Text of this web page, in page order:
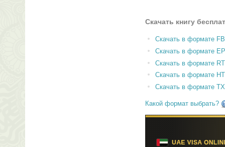
Скачать книгу
Скачать в формате
Скачать в формате
Скачать в формате
Скачать в формате
Скачать в формате
Какой формат выбрать?